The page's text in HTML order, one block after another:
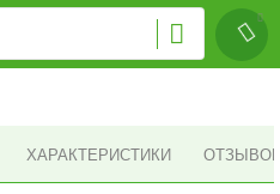
ХАРАКТЕРИСТИКИ ОТЗЫВОВ